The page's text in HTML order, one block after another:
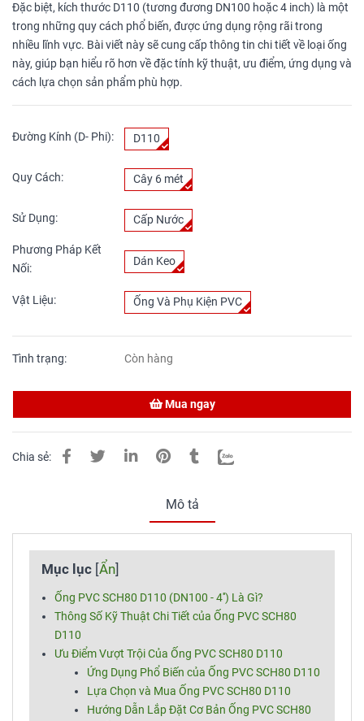
Đặc biệt, kích thước D110 (tương đương DN100 hoặc 4 inch) là một
trong những quy cách phổ biến, được ứng dụng rộng rãi trong
nhiều lĩnh vực. Bài viết này sẽ cung cấp thông tin chi tiết về loại ống
này, giúp bạn hiểu rõ hơn về đặc tính kỹ thuật, ưu điểm, ứng dụng và
cách lựa chọn sản phẩm phù hợp.
Đường Kính (D- Phi): D110
Quy Cách: Cây 6 mét
Sử Dụng: Cấp Nước
Phương Pháp Kết
Nối:
Dán Keo
Vật Liệu: Ống Và Phụ Kiện PVC
Tình trạng: Còn hàng
Mua ngay
Chia sẻ:
Mô tả
Mục lục [Ẩn]
Ống PVC SCH80 D110 (DN100 - 4'') Là Gì?
Thông Số Kỹ Thuật Chi Tiết của Ống PVC SCH80
D110
Ưu Điểm Vượt Trội Của Ống PVC SCH80 D110
Ứng Dụng Phổ Biến của Ống PVC SCH80 D110
Lựa Chọn và Mua Ống PVC SCH80 D110
Hướng Dẫn Lắp Đặt Cơ Bản Ống PVC SCH80